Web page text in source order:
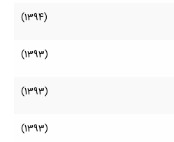
(1394)
(1393)
(1393)
(1393)